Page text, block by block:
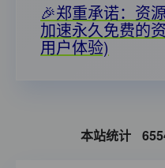
🎉郑重承诺：资
加速永久免费的
用户体验)
本站统计